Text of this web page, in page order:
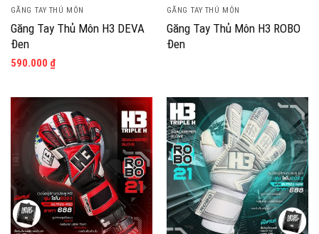
GĂNG TAY THỦ MÔN
Găng Tay Thủ Môn H3 DEVA
Đen
590.000 ₫
GĂNG TAY THỦ MÔN
Găng Tay Thủ Môn H3 ROBO
Đen